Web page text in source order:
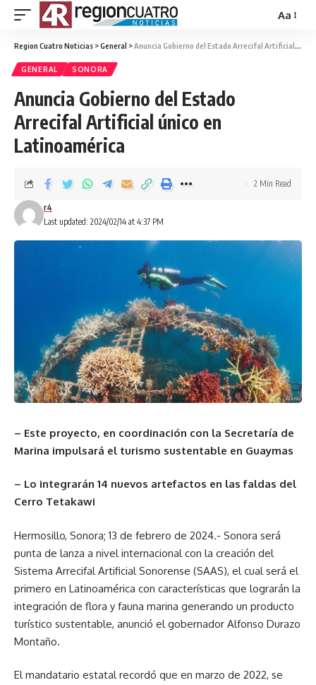
Aa
Region Cuatro Noticias >General >Anuncia Gobierno del Estado Arrecifal Artificial único en Latinoamérica
GENERAL SONORA
Anuncia Gobierno del Estado
Arrecifal Artificial único en
Latinoamérica
Last updated: 2024/02/14 at 4:37 PM
r4
2 Min Read
– Este proyecto, en coordinación con la Secretaría de
Marina impulsará el turismo sustentable en Guaymas
– Lo integrarán 14 nuevos artefactos en las faldas del
Cerro Tetakawi
Hermosillo, Sonora; 13 de febrero de 2024.- Sonora será
punta de lanza a nivel internacional con la creación del
Sistema Arrecifal Artificial Sonorense (SAAS), el cual será el
primero en Latinoamérica con características que lograrán la
integración de flora y fauna marina generando un producto
turístico sustentable, anunció el gobernador Alfonso Durazo
Montaño.
El mandatario estatal recordó que en marzo de 2022, se